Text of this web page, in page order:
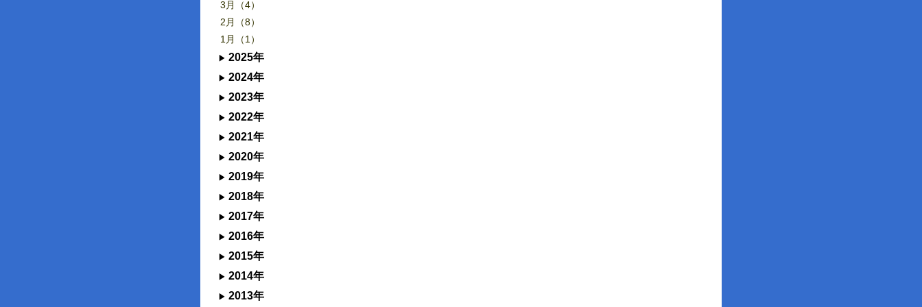
3月（4）
2月（8）
1月（1）
2025年
2024年
2023年
2022年
2021年
2020年
2019年
2018年
2017年
2016年
2015年
2014年
2013年